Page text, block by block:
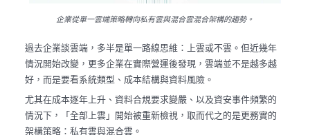
企業從單一雲端策略轉向私有雲與混合雲混合架構的趨勢。
過去企業談雲端，多半是單一路線思維：上雲或不雲。但近幾年
情況開始改變，更多企業在實際營運後發現，雲端並不是越多越
好，而是要看系統類型、成本結構與資料風險。
尤其在成本逐年上升、資料合規要求變嚴、以及資安事件頻繁的
情況下，「全部上雲」開始被重新檢視，取而代之的是更務實的
架構策略：私有雲與混合雲。